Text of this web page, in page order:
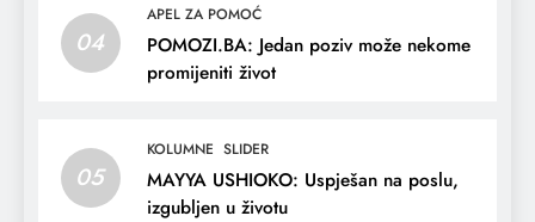
04
APEL ZA POMOĆ
POMOZI.BA: Jedan poziv može nekome
promijeniti život
05
KOLUMNE SLIDER
MAYYA USHIOKO: Uspješan na poslu,
izgubljen u životu